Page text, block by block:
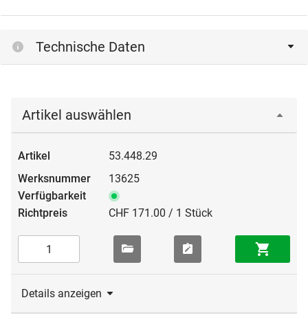
Technische Daten
Artikel auswählen
53.448.29
13625
CHF 171.00 / 1 Stück
Details anzeigen